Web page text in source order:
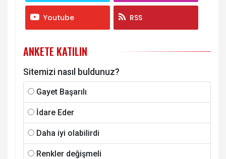
Youtube RSS
ANKETE KATILIN
Sitemizi nasıl buldunuz?
Gayet Başarılı
İdare Eder
Daha iyi olabilirdi
Renkler değişmeli